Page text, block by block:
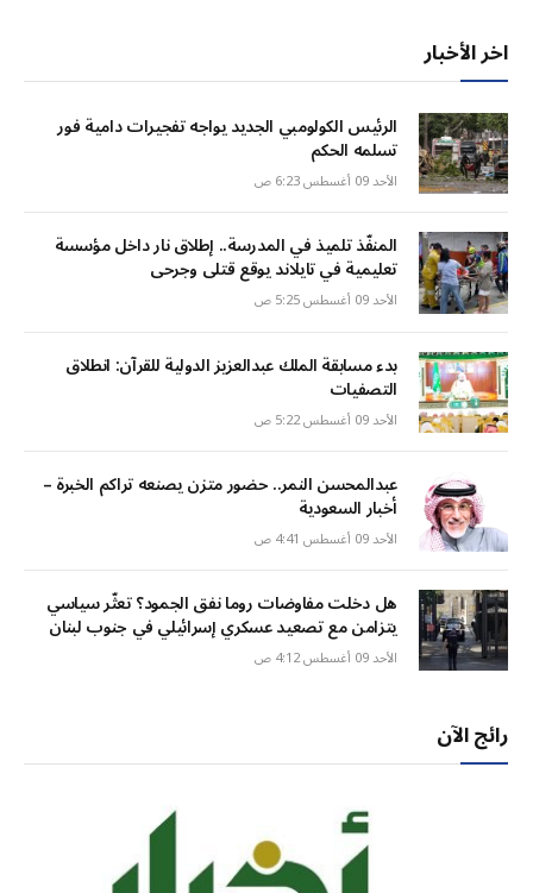
اخر الأخبار
الرئيس الكولومبي الجديد يواجه تفجيرات دامية فور
تسلمه الحكم
الأحد 09 أغسطس 6:23 ص
المنفّذ تلميذ في المدرسة.. إطلاق نار داخل مؤسسة
تعليمية في تايلاند يوقع قتلى وجرحى
الأحد 09 أغسطس 5:25 ص
بدء مسابقة الملك عبدالعزيز الدولية للقرآن: انطلاق
التصفيات
الأحد 09 أغسطس 5:22 ص
عبدالمحسن النمر.. حضور متزن يصنعه تراكم الخبرة –
أخبار السعودية
الأحد 09 أغسطس 4:41 ص
هل دخلت مفاوضات روما نفق الجمود؟ تعثّر سياسي
يتزامن مع تصعيد عسكري إسرائيلي في جنوب لبنان
الأحد 09 أغسطس 4:12 ص
رائج الآن